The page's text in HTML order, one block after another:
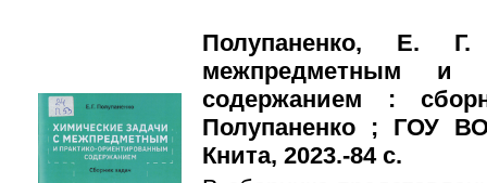
Полупаненко, Е.
межпредметным и
содержанием :
Полупаненко ; ГОУ
Книта, 2023.-84 с.